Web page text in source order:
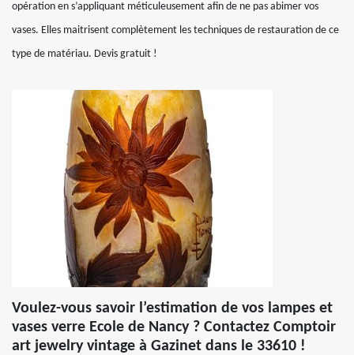
opération en s’appliquant méticuleusement afin de ne pas abimer vos
vases. Elles maitrisent complètement les techniques de restauration de ce
type de matériau. Devis gratuit !
Voulez-vous savoir l’estimation de vos lampes et
vases verre Ecole de Nancy ? Contactez Comptoir
art jewelry vintage à Gazinet dans le 33610 !